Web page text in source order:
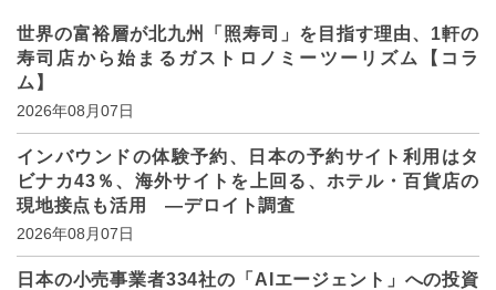
世界の富裕層が北九州「照寿司」を目指す理由、1軒の
寿司店から始まるガストロノミーツーリズム【コラ
ム】
2026年08月07日
インバウンドの体験予約、日本の予約サイト利用はタ
ビナカ43％、海外サイトを上回る、ホテル・百貨店の
現地接点も活用 ―デロイト調査
2026年08月07日
日本の小売事業者334社の「AIエージェント」への投資